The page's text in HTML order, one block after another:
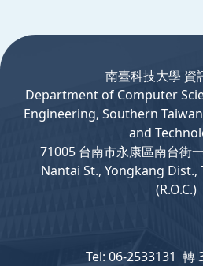
南臺科技大學 資
Departmentof Computer
Engineering, Southern
and
71005 台南市永康區南台街
Nantai St., Yongkang Dist.,
(R.O.C.)
Tel: 06-2533131 轉